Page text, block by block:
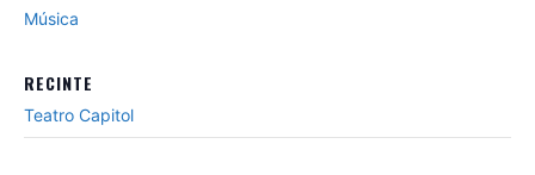
Música
RECINTE
Teatro Capitol